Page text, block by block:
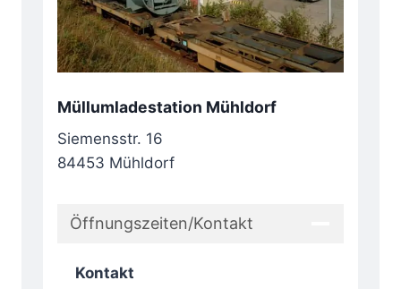
Müllumladestation Mühldorf
Siemensstr. 16
84453 Mühldorf
Öffnungszeiten/Kontakt
Kontakt